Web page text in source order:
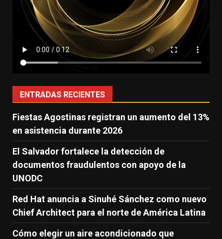
ENTRADAS RECIENTES
Fiestas Agostinas registran un aumento del 13%
en asistencia durante 2026
El Salvador fortalece la detección de
documentos fraudulentos con apoyo de la
UNODC
Red Hat anuncia a Sinuhé Sánchez como nuevo
Chief Architect para el norte de América Latina
Cómo elegir un aire acondicionado que